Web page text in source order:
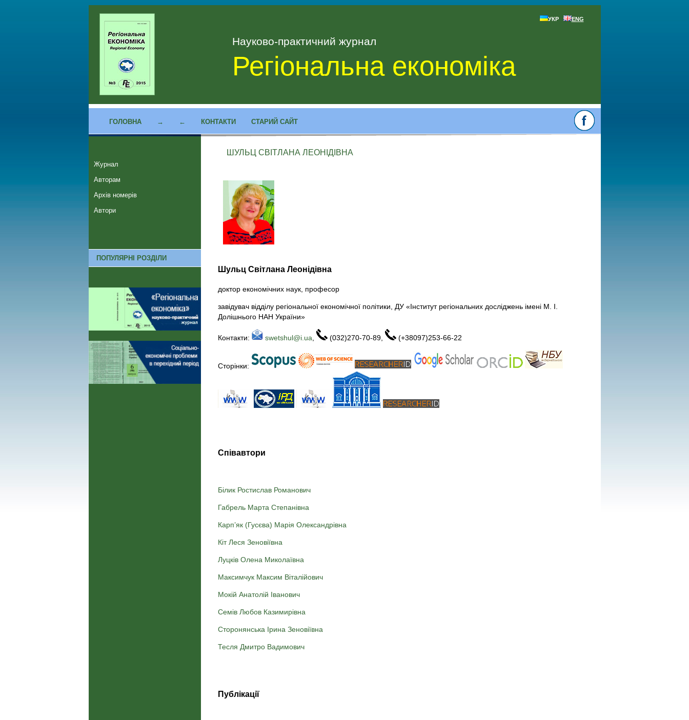
Науково-практичний журнал
УКР ENG
Регіональна економіка
ГОЛОВНА → ← КОНТАКТИ СТАРИЙ САЙТ
Журнал
Авторам
Архів номерів
Автори
ПОПУЛЯРНІ РОЗДІЛИ
ШУЛЬЦ СВІТЛАНА ЛЕОНІДІВНА
Шульц Світлана Леонідівна
доктор економічних наук, професор
завідувач відділу регіональної економічної політики, ДУ «Інститут регіональних досліджень імені М. І.
Долішнього НАН України»
Контакти: swetshul@i.ua (032)270-70-89, (+38097)253-66-22
Сторінки:
Співавтори
Білик Ростислав Романович
Габрель Марта Степанівна
Карп’як (Гусєва) Марія Олександрівна
Кіт Леся Зеновіївна
Луцків Олена Миколаївна
Максимчук Максим Віталійович
Мокій Анатолій Іванович
Семів Любов Казимирівна
Сторонянська Ірина Зеновіївна
Тесля Дмитро Вадимович
Публікації